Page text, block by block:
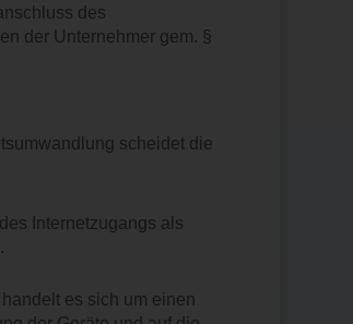
des
der Unternehmer gem. §
scheidet die
Internetzugangs als
es sich um einen